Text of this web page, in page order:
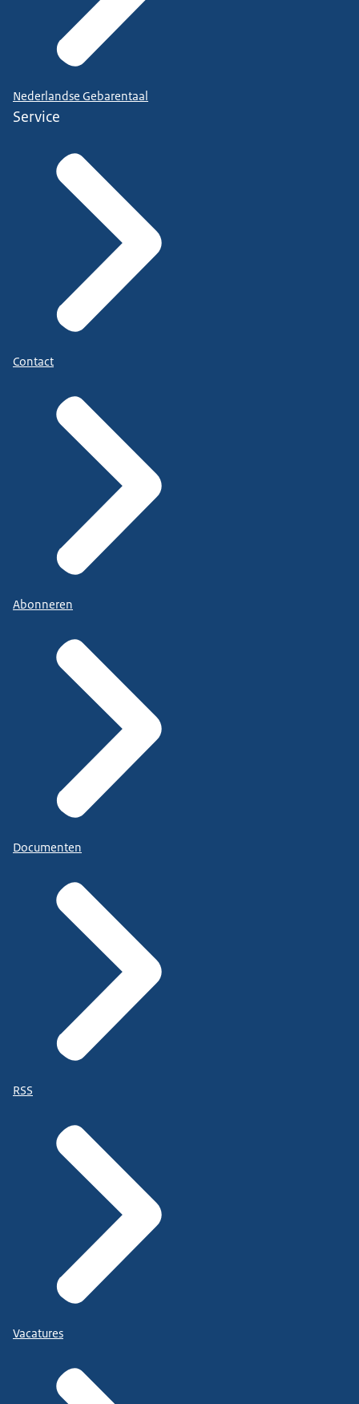
Nederlandse Gebarentaal
Service
Contact
Abonneren
Documenten
RSS
Vacatures